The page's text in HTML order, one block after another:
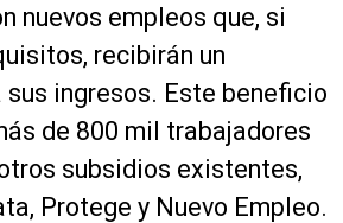
nuevos empleos que, si
recibirán un
ingresos. Este beneficio
de 800 mil trabajadores
subsidios existentes,
Protege y Nuevo Empleo.